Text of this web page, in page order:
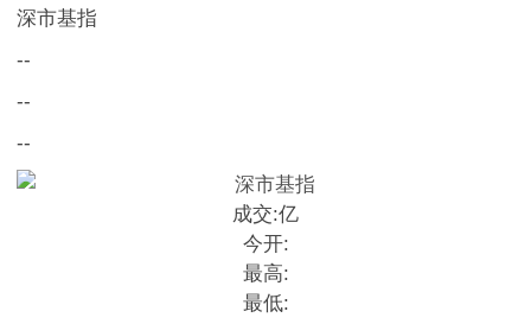
深市基指
--
--
--
成交:亿
今开:
最高:
最低: